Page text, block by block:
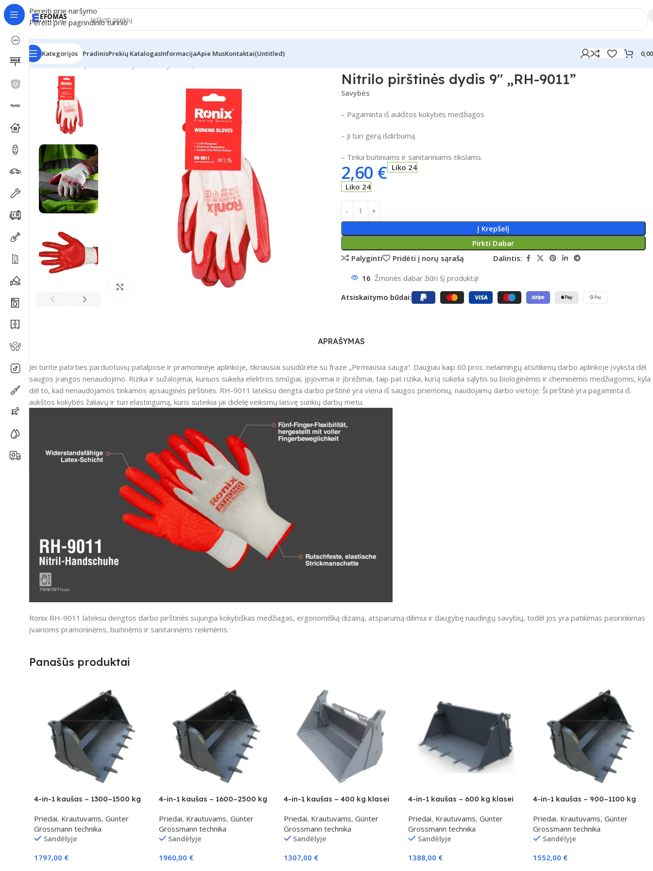
Pereiti prie naršymo
Pereiti prie pagrindinio turinio
Kategorijos PradinisPrekių KatalogasInformacijaApie MusKontaktai(Untitled)
Pradžia Ronix Įrankiai
Spustelėkite, kad padidintumėte
Nitrilo pirštinės dydis 9″ „RH-9011”
Savybės
– Pagaminta iš aukštos kokybės medžiagos
– Ji turi gerą išdirbumą
– Tinka buitiniams ir sanitariniams tikslams.
2,60 € Liko 24
Liko 24
Į Krepšelį
Pirkti Dabar
Palyginti
Pridėti į norų sąrašą Dalintis:
16 Žmonės dabar žiūri šį produktą!
Atsiskaitymo būdai:
APRAŠYMAS
Jei turite patirties parduotuvių patalpose ir pramoninėje aplinkoje, tikriausiai susidūrėte su fraze „Pirmiausia sauga”. Daugiau kaip 60 proc. nelaimingų atsitikimų darbo aplinkoje įvyksta dėl
saugos įrangos nenaudojimo. Rizika ir sužalojimai, kuriuos sukelia elektros smūgiai, įpjovimai ir įbrėžimai, taip pat rizika, kurią sukelia sąlytis su biologinėmis ir cheminėmis medžiagomis, kyla
dėl to, kad nenaudojamos tinkamos apsauginės pirštinės. RH-9011 lateksu dengta darbo pirštinė yra viena iš saugos priemonių, naudojamų darbo vietoje. Ši pirštinė yra pagaminta iš
aukštos kokybės žaliavų ir turi elastingumą, kuris suteikia jai didelę veiksmų laisvę sunkių darbų metu.
Ronix RH-9011 lateksu dengtos darbo pirštinės sujungia kokybiškas medžiagas, ergonomišką dizainą, atsparumą dilimui ir daugybę naudingų savybių, todėl jos yra patikimas pasirinkimas
įvairioms pramoninėms, buitinėms ir sanitarinėms reikmėms.
Panašūs produktai
4-in-1 kaušas – 1300–1500 kg
Priedai, Krautuvams, Günter
Grossmann technika
Sandėlyje
1797,00 €
4-in-1 kaušas – 1600–2500 kg
Priedai, Krautuvams, Günter
Grossmann technika
Sandėlyje
1960,00 €
4-in-1 kaušas – 400 kg klasei
Priedai, Krautuvams, Günter
Grossmann technika
Sandėlyje
1307,00 €
4-in-1 kaušas – 600 kg klasei
Priedai, Krautuvams, Günter
Grossmann technika
Sandėlyje
1388,00 €
4-in-1 kaušas – 900–1100 kg
Priedai, Krautuvams, Günter
Grossmann technika
Sandėlyje
1552,00 €